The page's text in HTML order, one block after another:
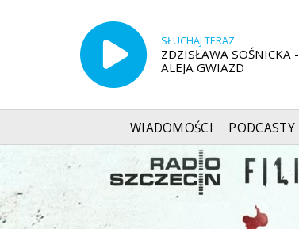
SŁUCHAJ TERAZ
ZDZISŁAWA SOŚNICKA -
ALEJA GWIAZD
WIADOMOŚCI PODCASTY